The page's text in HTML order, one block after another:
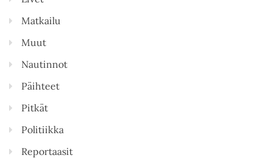
Matkailu
Muut
Nautinnot
Päihteet
Pitkät
Politiikka
Reportaasit